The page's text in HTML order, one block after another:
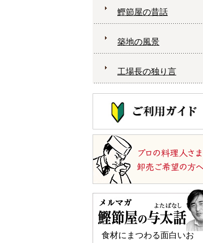
鰹節屋の昔話
築地の風景
工場長の独り言
食材にまつわる面白いお